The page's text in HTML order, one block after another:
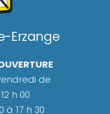
Erzange
de
h 00
à 17 h 30